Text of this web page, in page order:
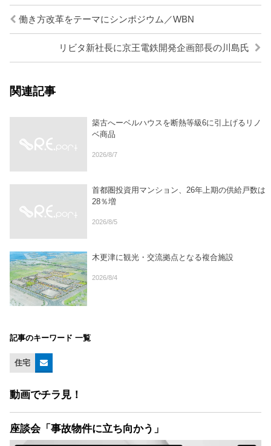
働き方改革をテーマにシンポジウム／WBN
リビタ新社長に京王電鉄開発企画部長の川島氏
関連記事
築古へーベルハウスを断熱等級6に引上げるリノ
ベ商品
2026/8/7
首都圏投資用マンション、26年上期の供給戸数は
28％増
2026/8/5
木更津に観光・交流拠点となる複合施設
2026/8/4
記事のキーワード 一覧
住宅
動画でチラ見！
座談会「事故物件に立ち向かう」